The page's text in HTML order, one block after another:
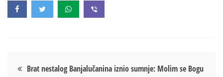
Кретање
Brat nestalog Banjalučanina iznio sumnje: Molim se Bogu